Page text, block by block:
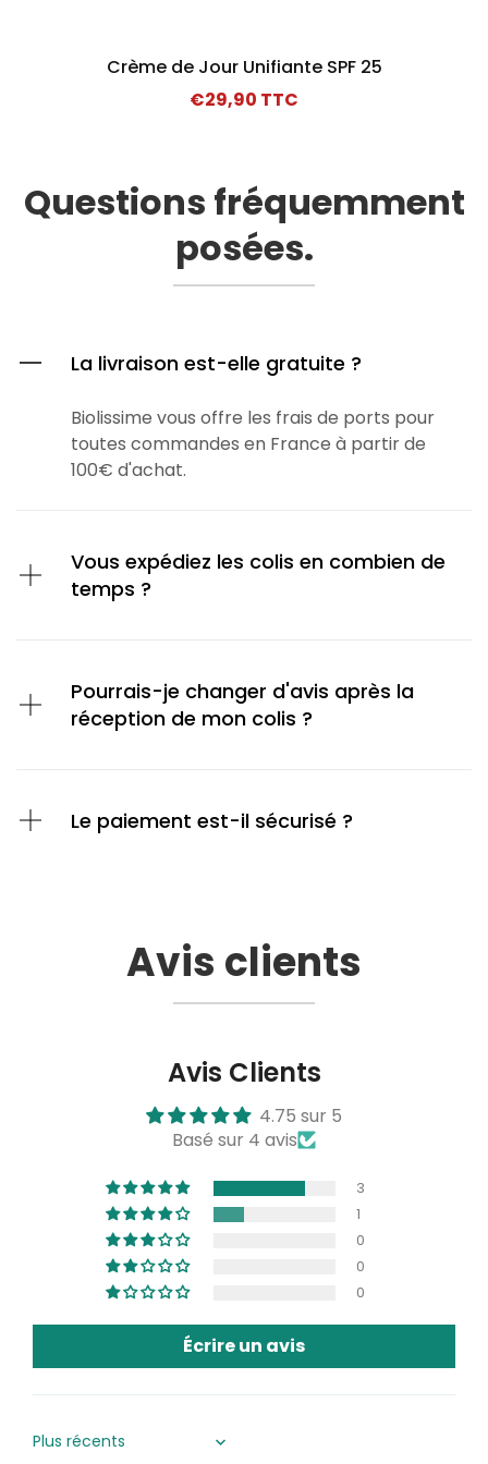
Action anti-âge: repulpe et raffermit la
« Notre meilleur sérum à ce
journée
Compatible avec votre routine de soins
experts
Ingrédients d'origine naturelle privilégiés
Conçu pour tous les types de peau, y
compris les peaux sensibles
3760191560079
Crème de Jour Unifiante SPF 25
€29,90 TTC
Questions fréquemment
posées.
La livraison est-elle gratuite ?
Biolissime vous offre les frais de ports pour
toutes commandes en France à partir de
100€ d'achat.
Vous expédiez les colis en combien de
temps ?
Pourrais-je changer d'avis après la
réception de mon colis ?
Le paiement est-il sécurisé ?
Avis clients
Avis Clients
4.75 sur 5
Basé sur 4 avis
3
1
0
0
0
Écrire un avis
Sort by